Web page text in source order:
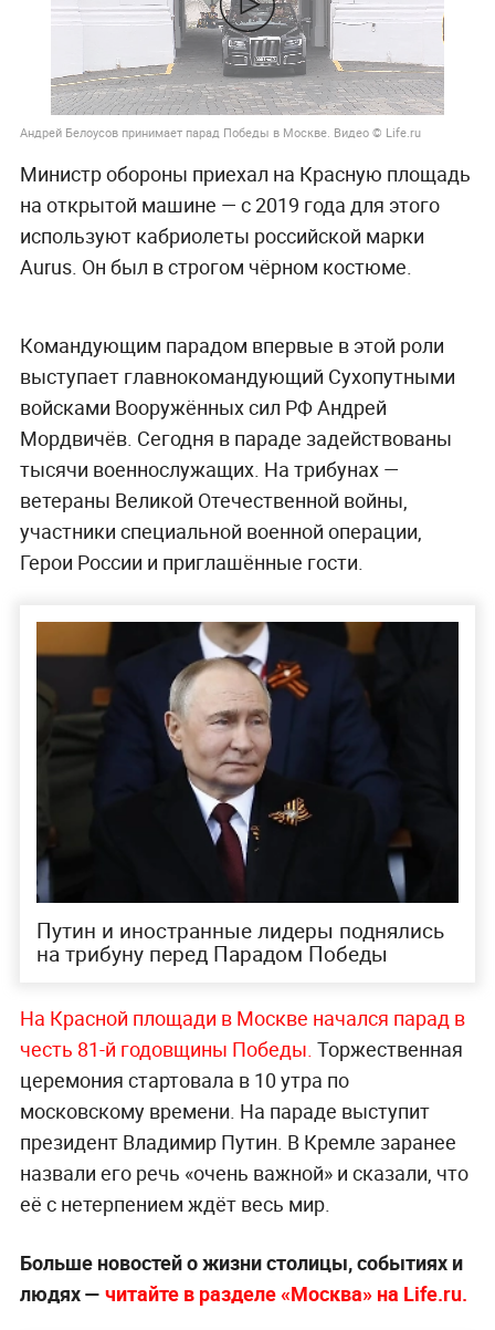
Андрей Белоусов принимает парад Победы в Москве. Видео © Life.ru
Министр обороны приехал на Красную площадь
на открытой машине — с 2019 года для этого
используют кабриолеты российской марки
Aurus. Он был в строгом чёрном костюме.
Командующим парадом впервые в этой роли
выступает главнокомандующий Сухопутными
войсками Вооружённых сил РФ Андрей
Мордвичёв. Сегодня в параде задействованы
тысячи военнослужащих. На трибунах —
ветераны Великой Отечественной войны,
участники специальной военной операции,
Герои России и приглашённые гости.
Путин и иностранные лидеры поднялись
на трибуну перед Парадом Победы
На Красной площади в Москве начался парад в
честь 81-й годовщины Победы. Торжественная
церемония стартовала в 10 утра по
московскому времени. На параде выступит
президент Владимир Путин. В Кремле заранее
назвали его речь «очень важной» и сказали, что
её с нетерпением ждёт весь мир.
Больше новостей о жизни столицы, событиях и
людях — читайте в разделе «Москва» на Life.ru.